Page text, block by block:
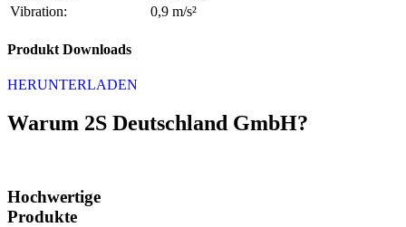
Vibration:
0,9 m/s²
Produkt Downloads
HERUNTERLADEN
Warum 2S Deutschland GmbH?
Hochwertige
Produkte